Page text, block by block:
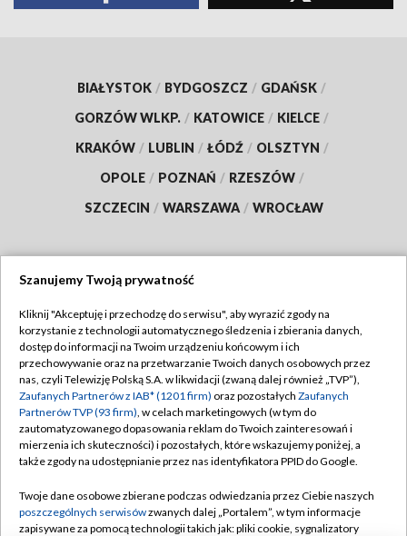
BIAŁYSTOK / BYDGOSZCZ / GDAŃSK /
GORZÓW WLKP. / KATOWICE / KIELCE /
KRAKÓW / LUBLIN / ŁÓDŹ / OLSZTYN /
OPOLE / POZNAŃ / RZESZÓW /
SZCZECIN / WARSZAWA / WROCŁAW
TVP
Abonament TVP
Emisja w TVP
Centrum informacji TVP
Naziemna Telewizja Cyfrowa
Rada Programowa
Regulamin TVP
Polityka prywatności
Moje zgody
Pomoc
Kontakt
Szanujemy Twoją prywatność
Kliknij "Akceptuję i przechodzę do serwisu", aby wyrazić zgody na
korzystanie z technologii automatycznego śledzenia i zbierania danych,
dostęp do informacji na Twoim urządzeniu końcowym i ich
przechowywanie oraz na przetwarzanie Twoich danych osobowych przez
nas, czyli Telewizję Polską S.A. w likwidacji (zwaną dalej również „TVP”),
Zaufanych Partnerów z IAB* (1201 firm) oraz pozostałych Zaufanych
Partnerów TVP (93 firm), w celach marketingowych (w tym do
zautomatyzowanego dopasowania reklam do Twoich zainteresowań i
mierzenia ich skuteczności) i pozostałych, które wskazujemy poniżej, a
także zgody na udostępnianie przez nas identyfikatora PPID do Google.
Twoje dane osobowe zbierane podczas odwiedzania przez Ciebie naszych
poszczególnych serwisówzwanych dalej „Portalem”, w tym informacje
zapisywane za pomocą technologii takich jak: pliki cookie, sygnalizatory